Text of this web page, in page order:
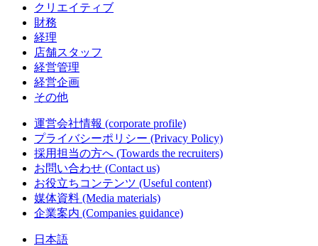
クリエイティブ
財務
経理
店舗スタッフ
経営管理
経営企画
その他
運営会社情報 (corporate profile)
プライバシーポリシー (Privacy Policy)
採用担当の方へ (Towards the recruiters)
お問い合わせ (Contact us)
お役立ちコンテンツ (Useful content)
媒体資料 (Media materials)
企業案内 (Companies guidance)
日本語